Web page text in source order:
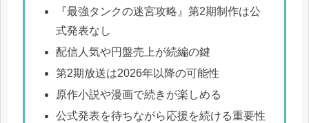
『最強タンクの迷宮攻略』第2期制作は公
式発表なし
配信人気や円盤売上が続編の鍵
第2期放送は2026年以降の可能性
原作小説や漫画で続きが楽しめる
公式発表を待ちながら応援を続ける重要性